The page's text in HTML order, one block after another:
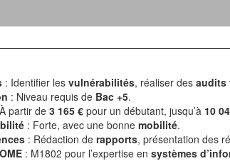
: Identifier les vulnérabilités, réaliser des audits
: Niveau requis de Bac +5.
partir de 3 165 € pour un débutant, jusqu’à 10
: Forte, avec une bonne mobilité.
: Rédaction de rapports, présentation des
: M1802 pour l’expertise en systèmes